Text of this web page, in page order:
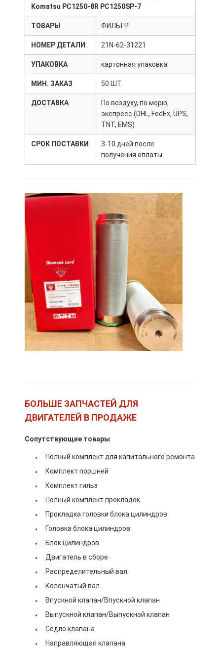
VR-шоу
о нас
Экскурсия по фабрике
Контроль качества
Связаться с нами
Новости
Случаи
Побеседуйте теперь
Детали двигателя KOMATSU
машинные части гусеницы
Komatsu PC1250-8R PC1250SP-7
ТОВАРЫ ФИЛЬТР
НОМЕР ДЕТАЛИ 21N-62-31221
УПАКОВКА картонная упаковка
МИН. ЗАКАЗ 50 ШТ.
ДОСТАВКА
По воздуху, по морю,
экспресс (DHL, FedEx, UPS,
TNT, EMS)
СРОК ПОСТАВКИ
3-10 дней после
получения оплаты
БОЛЬШЕ ЗАПЧАСТЕЙ ДЛЯ
ДВИГАТЕЛЕЙ В ПРОДАЖЕ
Сопутствующие товары
Полный комплект для капитального ремонта
Комплект поршней
Комплект гильз
Полный комплект прокладок
Прокладка головки блока цилиндров
Головка блока цилиндров
Блок цилиндров
Двигатель в сборе
Распределительный вал
Коленчатый вал
Впускной клапан/Впускной клапан
Выпускной клапан/Выпускной клапан
Седло клапана
Направляющая клапана